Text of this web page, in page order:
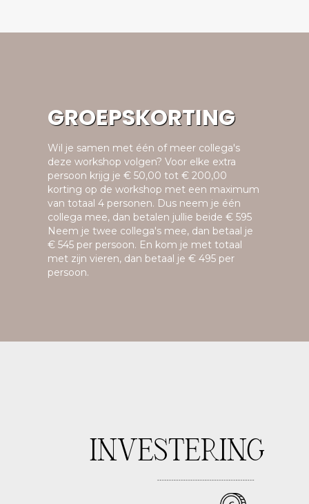
GROEPSKORTING
Wil je samen met één of meer collega's
deze workshop volgen? Voor elke extra
persoon krijg je € 50,00 tot € 200,00
korting op de workshop met een maximum
van totaal 4 personen. Dus neem je één
collega mee, dan betalen jullie beide € 595
Neem je twee collega's mee, dan betaal je
€ 545 per persoon. En kom je met totaal
met zijn vieren, dan betaal je € 495 per
persoon.
INVESTERING